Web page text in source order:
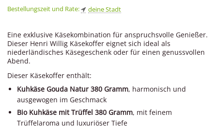
Bestellungszeit und Rate: deine Stadt
Eine exklusive Käsekombination für anspruchsvolle Genießer.
Dieser Henri Willig Käsekoffer eignet sich ideal als
niederländisches Käsegeschenk oder für einen genussvollen
Abend.
Dieser Käsekoffer enthält:
Kuhkäse Gouda Natur 380 Gramm, harmonisch und
ausgewogen im Geschmack
Bio Kuhkäse mit Trüffel 380 Gramm, mit feinem
Trüffelaroma und luxuriöser Tiefe